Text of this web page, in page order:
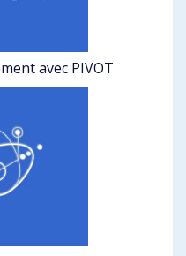
avec PIVOT